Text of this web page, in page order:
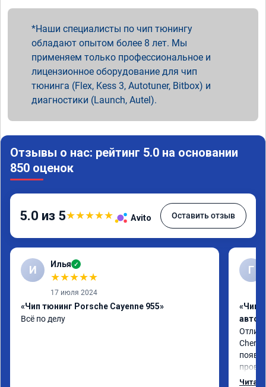
Наши специалисты по чип тюнингу
обладают опытом более 8 лет. Мы
применяем только профессиональное и
лицензионное оборудование для чип
тюнинга (Flex, Kess 3, Autotuner, Bitbox) и
диагностики (Launch, Autel).
Отзывы о нас: рейтинг 5.0 на основании
850 оценок
5.0 из 5★★★★★ Avito Оставить отзыв
И Илья ✓
★★★★★
17 июля 2024
«Чип тюнинг Porsche Cayenne 955»
Всё по делу
Г
«Чип
Chery